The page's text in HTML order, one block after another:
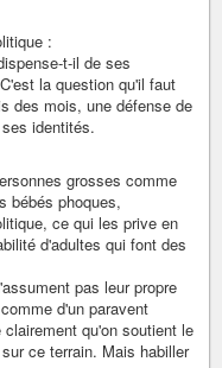
:
t-il de ses
la question qu'il faut
des mois, une défense de
identités.
grosses comme
bébés phoques,
ce qui les prive en
d'adultes qui font des
pas leur propre
d'un paravent
qu'on soutient le
ce terrain. Mais habiller